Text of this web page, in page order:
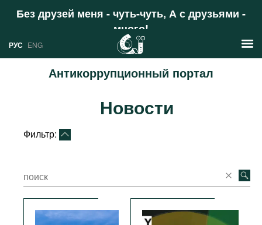
Без друзей меня - чуть-чуть, А с друзьями -
много!
Поддержать
РУС ENG
Антикоррупционный портал
Международных организаций
Ресурсы
Литература
Сайты
О проекте
Новости
Фильтр: